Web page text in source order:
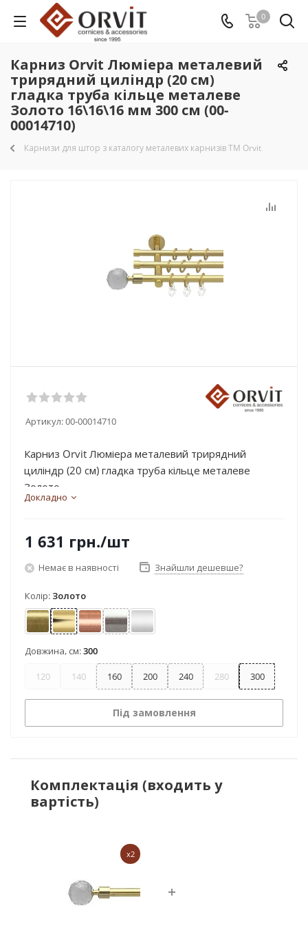
0
Карниз Orvit Люміера металевий
трирядний циліндр (20 см)
гладка труба кільце металеве
Золото 16\16\16 мм 300 см (00-
00014710)
Карнизи для штор з каталогу металевих карнизів TM Orvit
Артикул:00-00014710
Карниз Orvit Люміера металевий трирядний
циліндр (20 см) гладка труба кільце металеве
Золото...
Докладно
1 631 грн./шт
Немає в наявності Знайшли дешевше?
Колір: Золото
АнтикЗолотоМідьНержавіюча сталь
Сатин
Довжина, см:300
120 140 160 200 240 280 300
Під замовлення
Комплектація (входить у
вартість)
x2